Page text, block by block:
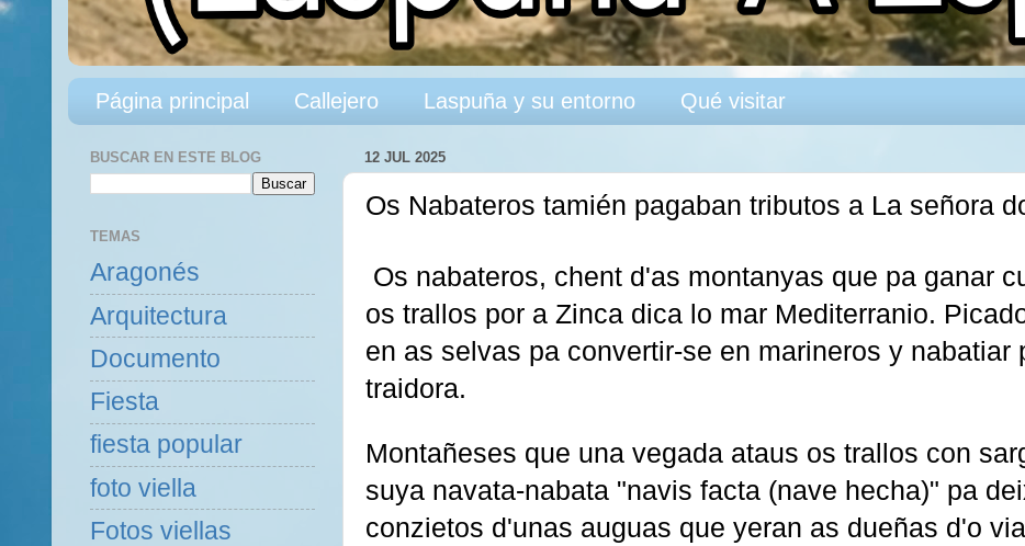
Página principal Callejero Laspuña y su entorno Qué visitar
12 JUL 2025
Os Nabateros tamién pagaban tributos a La señora
Os nabateros, chent d'as montanyas que pa ganar
os trallos por a Zinca dica lo mar Mediterranio.
en as selvas pa convertir-se en marineros y nabatiar
traidora.
Montañeses que una vegada ataus os trallos con
suya navata-nabata "navis facta (nave hecha)" pa
conzietos d'unas auguas que yeran as dueñas d'o
BUSCAR EN ESTE BLOG
TEMAS
Aragonés
Arquitectura
Documento
Fiesta
fiesta popular
foto viella
Fotos viellas